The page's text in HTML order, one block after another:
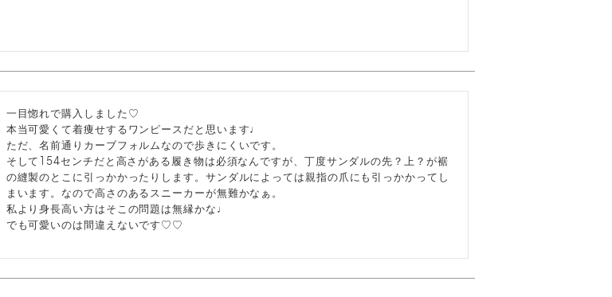
一目惚れで購入しました♡
本当可愛くて着痩せするワンピースだと思います♩
ただ、名前通りカーブフォルムなので歩きにくいです。
そして154センチだと高さがある履き物は必須なんですが、丁度サンダルの先？上？が裾
の縫製のとこに引っかかったりします。サンダルによっては親指の爪にも引っかかってし
まいます。なので高さのあるスニーカーが無難かなぁ。
私より身長高い方はそこの問題は無縁かな♩
でも可愛いのは間違えないです♡♡